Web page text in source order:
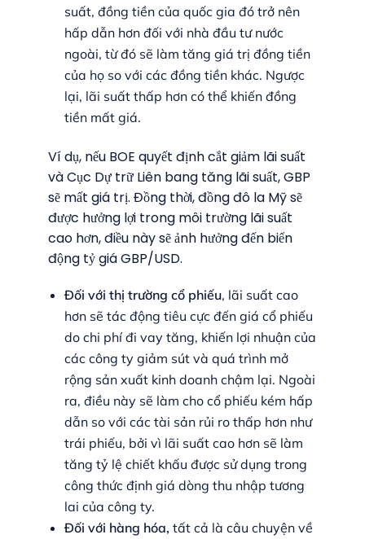
suất, đồng tiền của quốc gia đó trở nên
hấp dẫn hơn đối với nhà đầu tư nước
ngoài, từ đó sẽ làm tăng giá trị đồng tiền
của họ so với các đồng tiền khác. Ngược
lại, lãi suất thấp hơn có thể khiến đồng
tiền mất giá.
Ví dụ, nếu BOE quyết định cắt giảm lãi suất
và Cục Dự trữ Liên bang tăng lãi suất, GBP
sẽ mất giá trị. Đồng thời, đồng đô la Mỹ sẽ
được hưởng lợi trong môi trường lãi suất
cao hơn, điều này sẽ ảnh hưởng đến biến
động tỷ giá GBP/USD.
Đối với thị trường cổ phiếu, lãi suất cao
hơn sẽ tác động tiêu cực đến giá cổ phiếu
do chi phí đi vay tăng, khiến lợi nhuận của
các công ty giảm sút và quá trình mở
rộng sản xuất kinh doanh chậm lại. Ngoài
ra, điều này sẽ làm cho cổ phiếu kém hấp
dẫn so với các tài sản rủi ro thấp hơn như
trái phiếu, bởi vì lãi suất cao hơn sẽ làm
tăng tỷ lệ chiết khấu được sử dụng trong
công thức định giá dòng thu nhập tương
lai của công ty.
Đối với hàng hóa, tất cả là câu chuyện về